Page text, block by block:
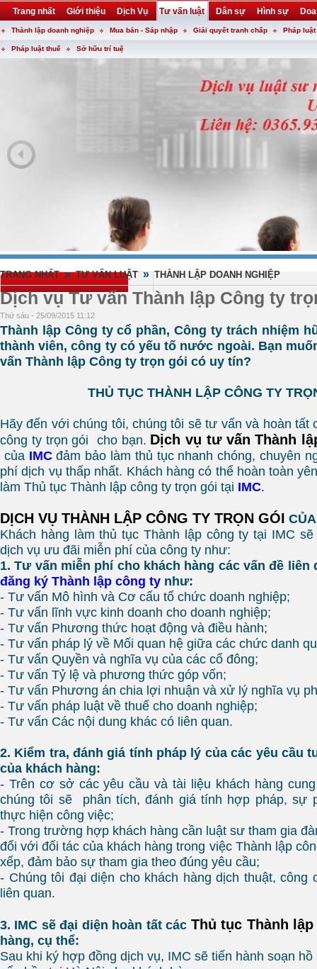
Trang nhất Giới thiệu Dịch Vụ Tư vấn luật Dân sự Hình sự
Khuyến mại Liên hệ forum utility
Thành lập doanh nghiệp Mua bán - Sáp nhập Giải quyết tranh chấp Pháp
Pháp luật thuế Sở hữu trí tuệ
TRANG NHẤT » TƯ VẤN LUẬT » THÀNH LẬP DOANH NGHIỆP
Dịch vụ Tư vấn Thành lập Công ty
Thứ sáu - 25/09/2015 11:12
Thành lập Công ty cổ phần, Công ty trách nhiệm
thành viên, công ty có yếu tố nước ngoài. Bạn
vấn Thành lập Công ty trọn gói có uy tín?
THỦ TỤC THÀNH LẬP CÔNG TY
Hãy đến với chúng tôi, chúng tôi sẽ tư vấn và hoàn tất
công ty trọn gói cho bạn. Dịch vụ tư vấn Thành
của IMCđảm bảo làm thủ tục nhanh chóng, chuyên
phí dịch vụ thấp nhất. Khách hàng có thể hoàn toàn
làm Thủ tục Thành lập công ty trọn gói tại IMC.
DỊCH VỤ THÀNH LẬP CÔNG TY TRỌN GÓI
Khách hàng làm thủ tục Thành lập công ty tại IMC
dịch vụ ưu đãi miễn phí của công ty như:
1. Tư vấn miễn phí cho khách hàng các vấn đề liên
đăng ký Thành lập công ty như:
- Tư vấn Mô hình và Cơ cấu tổ chức doanh nghiệp;
- Tư vấn lĩnh vực kinh doanh cho doanh nghiệp;
- Tư vấn Phương thức hoạt động và điều hành;
- Tư vấn pháp lý về Mối quan hệ giữa các chức danh
- Tư vấn Quyền và nghĩa vụ của các cổ đông;
- Tư vấn Tỷ lệ và phương thức góp vốn;
- Tư vấn Phương án chia lợi nhuận và xử lý nghĩa vụ
- Tư vấn pháp luật về thuế cho doanh nghiệp;
- Tư vấn Các nội dung khác có liên quan.
2. Kiểm tra, đánh giá tính pháp lý của các yêu cầu
của khách hàng:
- Trên cơ sở các yêu cầu và tài liệu khách hàng
chúng tôi sẽ phân tích, đánh giá tính hợp pháp, sự
thực hiện công việc;
- Trong trường hợp khách hàng cần luật sư tham gia
đổi với đối tác của khách hàng trong việc Thành lập
xếp, đảm bảo sự tham gia theo đúng yêu cầu;
- Chúng tôi đại diện cho khách hàng dịch thuật, công
liên quan.
3. IMC sẽ đại diện hoàn tất các Thủ tục Thành
hàng, cụ thể:
Sau khi ký hợp đồng dịch vụ, IMC sẽ tiến hành soạn